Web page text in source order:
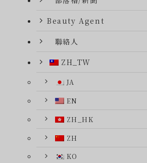
Beauty Agent
聯絡人
ZH_TW
JA
EN
ZH_HK
ZH
KO